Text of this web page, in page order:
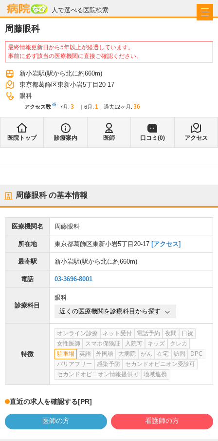
人で選べる医院検索
病院なび
周藤眼科
最終情報更新日から5年以上が経過しています。
事前に必ず該当の医療機関に直接ご確認ください。
新小岩駅(駅から北に約660m)
東京都葛飾区東新小岩5丁目20-17
眼科
アクセス数※ 7月 : 3 6月 : 1 過去12ヶ月: 36
医院トップ 診療案内 医師 口コミ(0) アクセス
周藤眼科の基本情報
医療機関名 周藤眼科
所在地 東京都葛飾区東新小岩5丁目20-17 [アクセス]
最寄駅 新小岩駅(駅から北に約660m)
電話 03-3696-8001
診療科目
眼科
近くの医療機関を診療科目から探す
特徴
オンライン診療 ネット受付 電話予約 夜間
日祝
女性医師
スマホ保険証 入院可 キッズ
クレカ
駐車場
英語 外国語 大病院 がん 在宅 訪問
DPC
バリアフリー
感染予防
セカンドオピニオン受診可
セカンドオピニオン情報提供可
地域連携
直近の求人を確認する[PR]
医師の方 看護師の方